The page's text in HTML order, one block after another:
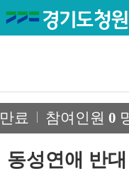
만료 참여인원 0
동성연애 반대